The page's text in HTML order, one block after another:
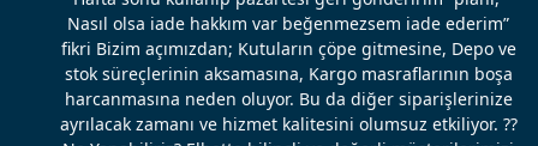
Nasıl olsa iade hakkım var beğenmezsem iade ederim”
fikri Bizim açımızdan; Kutuların çöpe gitmesine, Depo ve
stok süreçlerinin aksamasına, Kargo masraflarının boşa
harcanmasına neden oluyor. Bu da diğer siparişlerinize
ayrılacak zamanı ve hizmet kalitesini olumsuz etkiliyor. ??